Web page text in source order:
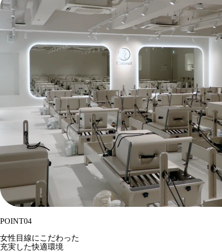
POINT04
女性目線にこだわった
充実した快適環境